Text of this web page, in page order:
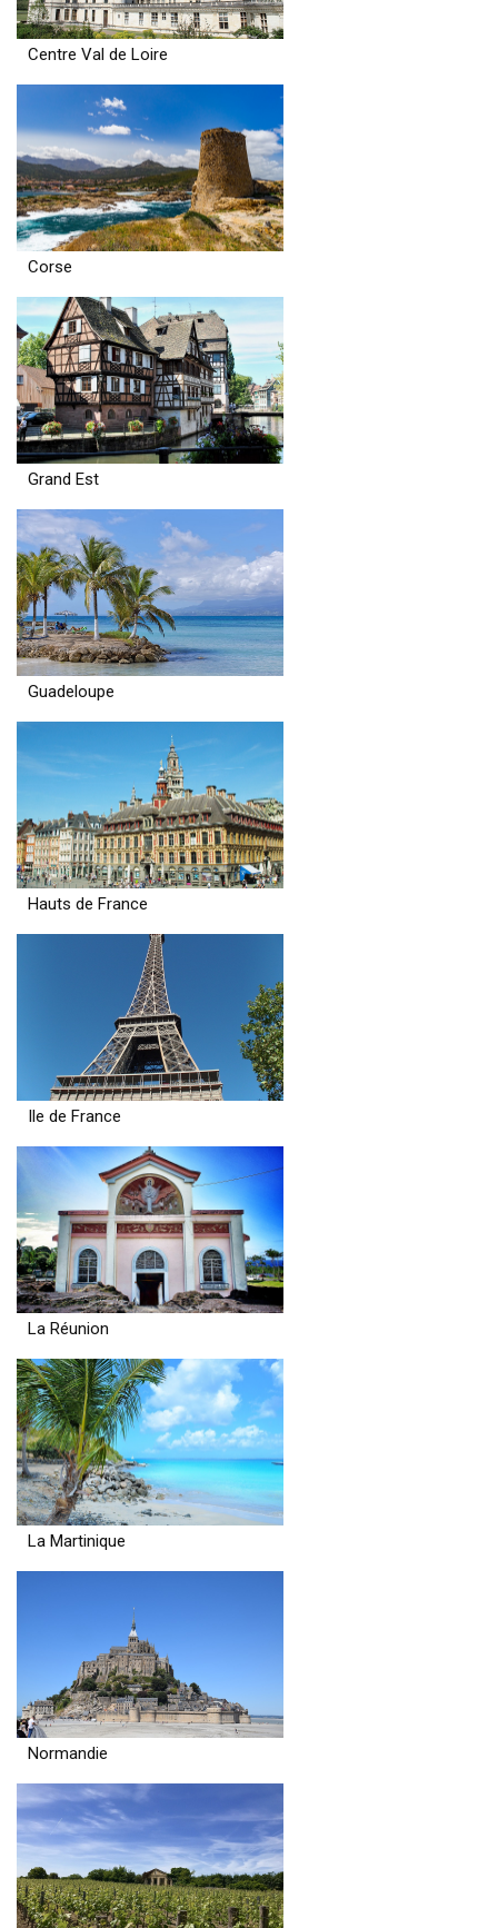
Centre Val de Loire
Corse
Grand Est
Guadeloupe
Hauts de France
Ile de France
La Réunion
La Martinique
Normandie